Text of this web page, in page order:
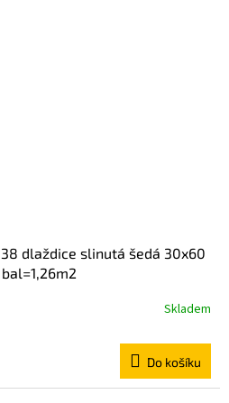
dlaždice slinutá šedá 30x60
Skladem
Do košíku